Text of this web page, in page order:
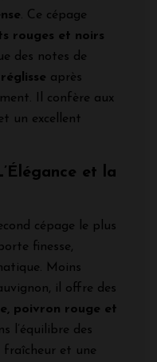
. Ce cépage
rouges et noirs
des notes de
après
Il confère aux
un excellent
et la
cépage le plus
finesse,
Moins
il offre des
poivron rouge et
l’équilibre des
et une